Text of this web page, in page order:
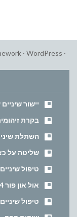
· WordPress ·
יישור
בקרת
השתלת
שליטה על
טיפול
אול און פור All on 4
טיפול